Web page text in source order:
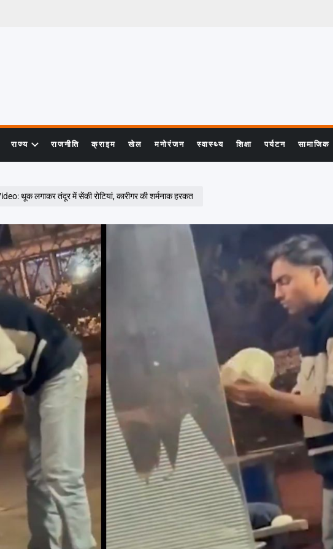
राज्य राजनीति क्राइम खेल मनोरंजन स्वास्थ्य शिक्षा पर्यटन सामाजिक
थूक लगाकर तंदूर में सेंकी रोटियां, कारीगर की शर्मनाक हरकत